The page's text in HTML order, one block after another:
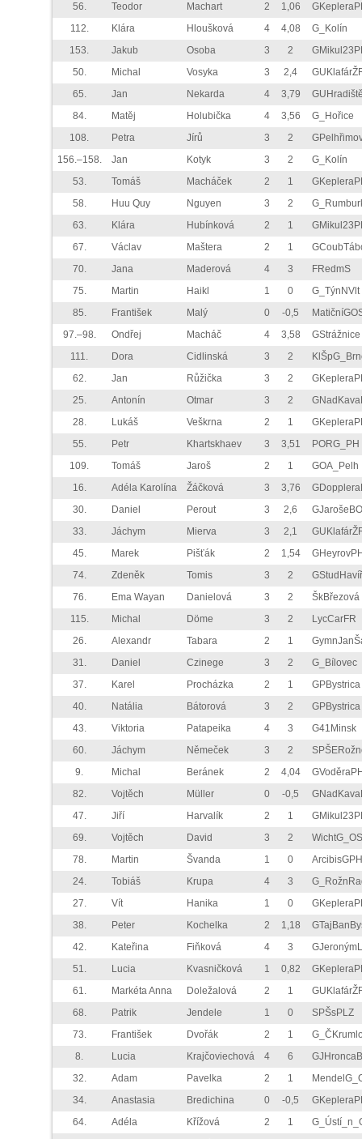
56. Teodor Machart 2 1,06
112.
Klára Hloušková 4 4,08
G_Kolín
153.
Jakub Osoba 3 2
50.
Michal Vosyka 3 2,4
65.
Jan Nekarda 4 3,79
84.
Matěj Holubička 4 3,56
G_Hořice
108.
Petra Jírů 3 2
156.–158.
Jan Kotyk 3 2
G_Kolín
53.
Tomáš Macháček 2 1
58.
Huu Quy Nguyen 3 2
63.
Klára Hubínková 2 1
67.
Václav Maštera 2 1
70.
Jana Maderová 4 3
FRedmS
75.
Martin Haikl 1 0
G_TýnNVlt
85.
František Malý 0 -0,5
97.–98.
Ondřej Macháč 4 3,58
GStrážnice
111.
Dora Cidlinská 3 2
62.
Jan Růžička 3 2
25.
Antonín Otmar 3 2
28.
Lukáš Veškrna 2 1
55.
Petr Khartskhaev 3 3,51
PORG_PH
109.
Tomáš Jaroš 2 1
GOA_Pelh
16.
Adéla Karolína Žáčková 3 3,76
30.
Daniel Perout 3 2,6
GJarošeBO
33.
Jáchym Mierva 3 2,1
45.
Marek Pišťák 2 1,54
74.
Zdeněk Tomis 3 2
GStudHavíř
76.
Ema Wayan Danielová 3 2
ŠkBřezová
115.
Michal Döme 3 2
LycCarFR
26.
Alexandr Tabara 2 1
31.
Daniel Czinege 3 2
G_Bílovec
37.
Karel Procházka 2 1
GPBystrica
40.
Natália Bátorová 3 2
GPBystrica
43.
Viktoria Patapeika 4 3
G41Minsk
60.
Jáchym Němeček 3 2
9.
Michal Beránek 2 4,04
82.
Vojtěch Müller 0 -0,5
47.
Jiří Harvalík 2 1
69.
Vojtěch David 3 2
WichtG_OS
78.
Martin Švanda 1 0
ArcibisGPH
24.
Tobiáš Krupa 4 3
27.
Vít Hanika 1 0
38.
Peter Kochelka 2 1,18
42.
Kateřina Fiňková 4 3
51.
Lucia Kvasničková 1 0,82
61.
Markéta Anna Doležalová 2 1
68.
Patrik Jendele 1 0
SPŠsPLZ
73.
František Dvořák 2 1
8.
Lucia Krajčoviechová 4 6
32.
Adam Pavelka 2 1
34.
Anastasia Bredichina 0 -0,5
64.
Adéla Křížová 2 1